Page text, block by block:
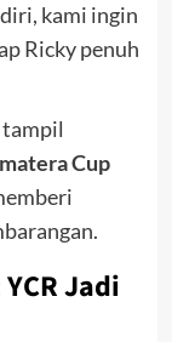
kami ingin
Ricky penuh
tampil
Cup
Jadi